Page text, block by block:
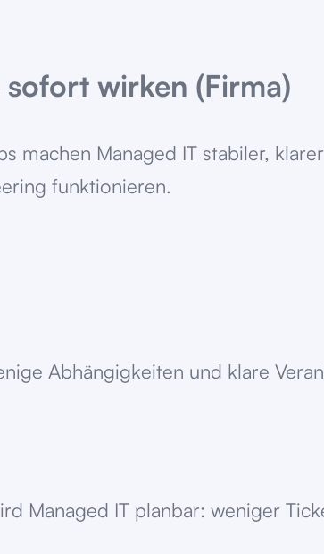
wirken (Firma)
machen Managed IT stabiler,
funktionieren.
Abhängigkeiten und klare
Managed IT planbar: weniger